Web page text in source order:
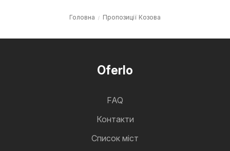
Головна Пропозиції Козова
Oferlo
FAQ
Контакти
Cписок міст